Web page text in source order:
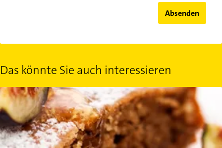
Absenden
Das könnte Sie auch interessieren
Feigen - Dattelkuchen